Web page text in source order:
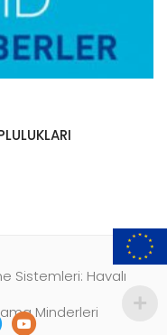
Sistemleri: Havalı
Minderleri